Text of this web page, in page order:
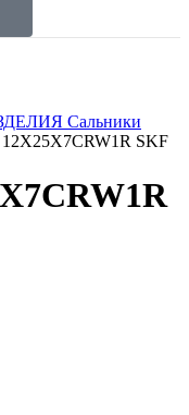
Сальники
SKF